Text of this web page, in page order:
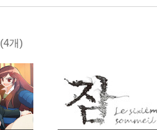
(4개)